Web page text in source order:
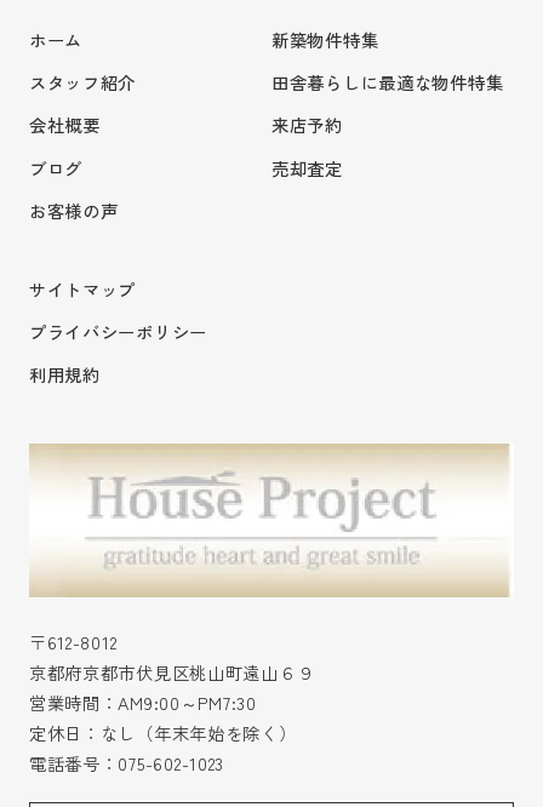
ホーム
スタッフ紹介
会社概要
ブログ
お客様の声
新築物件特集
田舎暮らしに最適な物件特集
来店予約
売却査定
サイトマップ
プライバシーポリシー
利用規約
〒612-8012
京都府京都市伏見区桃山町遠山６９
営業時間：AM9:00～PM7:30
定休日：なし（年末年始を除く）
電話番号： 075-602-1023